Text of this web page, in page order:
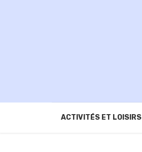
ACTIVITÉS ET LOISIRS